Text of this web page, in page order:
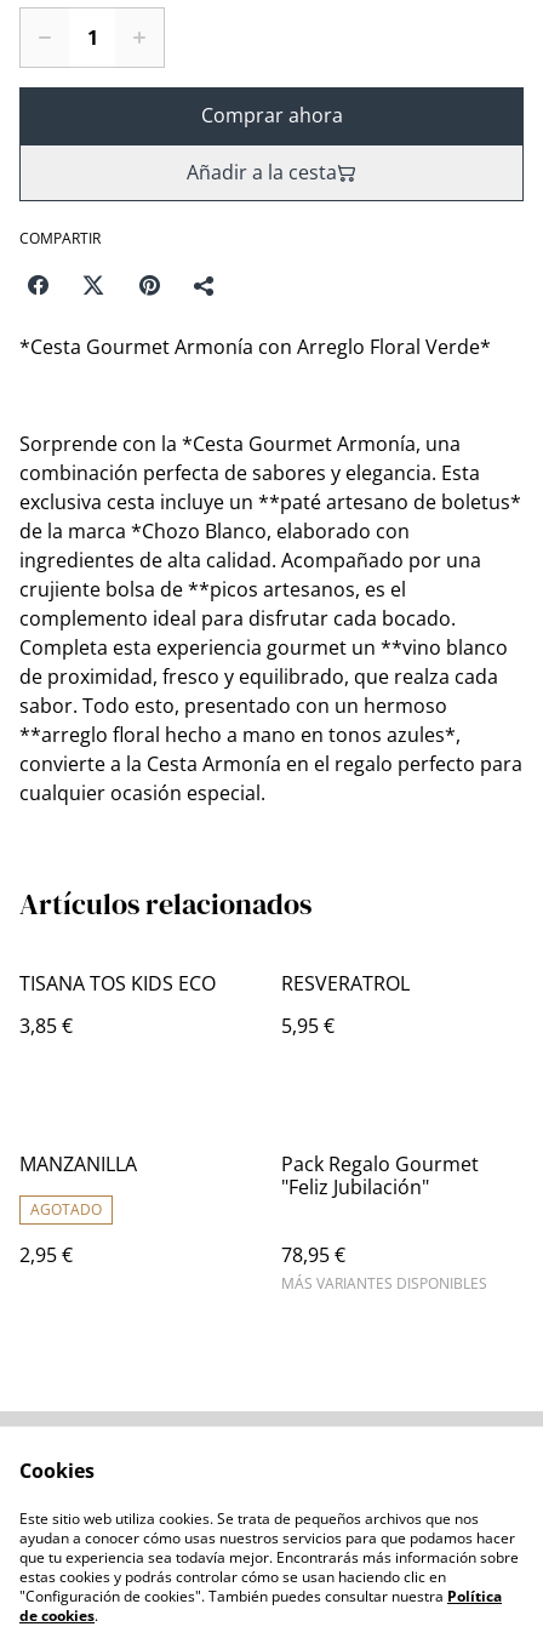
Comprar ahora
Añadir a la cesta
COMPARTIR
*Cesta Gourmet Armonía con Arreglo Floral Verde*
Sorprende con la *Cesta Gourmet Armonía, una
combinación perfecta de sabores y elegancia. Esta
exclusiva cesta incluye un **paté artesano de boletus*
de la marca *Chozo Blanco, elaborado con
ingredientes de alta calidad. Acompañado por una
crujiente bolsa de **picos artesanos, es el
complemento ideal para disfrutar cada bocado.
Completa esta experiencia gourmet un **vino blanco
de proximidad, fresco y equilibrado, que realza cada
sabor. Todo esto, presentado con un hermoso
**arreglo floral hecho a mano en tonos azules*,
convierte a la Cesta Armonía en el regalo perfecto para
cualquier ocasión especial.
Artículos relacionados
TISANA TOS KIDS ECO
3,85 €
RESVERATROL
5,95 €
MANZANILLA
AGOTADO
2,95 €
Pack Regalo Gourmet
"Feliz Jubilación"
78,95 €
MÁS VARIANTES DISPONIBLES
Política de privacidad
Administración de
cookies
Cookies
Este sitio web utiliza cookies. Se trata de pequeños archivos que nos
ayudan a conocer cómo usas nuestros servicios para que podamos hacer
que tu experiencia sea todavía mejor. Encontrarás más información sobre
estas cookies y podrás controlar cómo se usan haciendo clic en
"Configuración de cookies". También puedes consultar nuestra Política
de cookies.